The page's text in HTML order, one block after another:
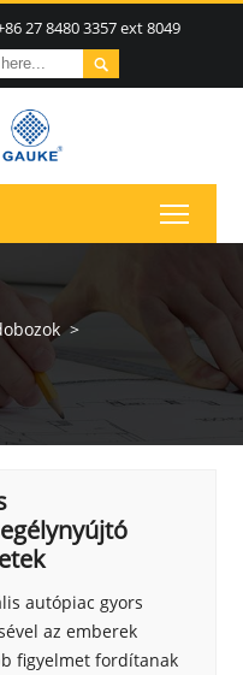
27 8480 3357 ext 8049

>
autópiac gyors
az emberek
figyelmet fordítanak